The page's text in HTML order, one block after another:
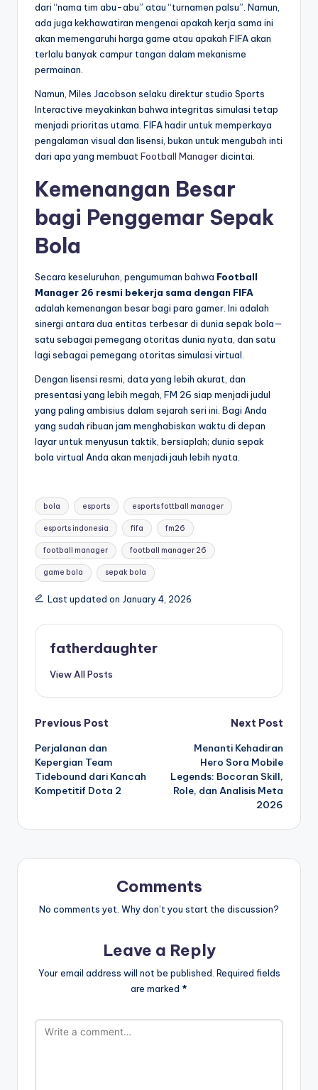
dari “nama tim abu-abu” atau “turnamen palsu”. Namun,
ada juga kekhawatiran mengenai apakah kerja sama ini
akan memengaruhi harga game atau apakah FIFA akan
terlalu banyak campur tangan dalam mekanisme
permainan.
Namun, Miles Jacobson selaku direktur studio Sports
Interactive meyakinkan bahwa integritas simulasi tetap
menjadi prioritas utama. FIFA hadir untuk memperkaya
pengalaman visual dan lisensi, bukan untuk mengubah inti
dari apa yang membuat Football Managerdicintai.
Kemenangan Besar
bagi Penggemar Sepak
Bola
Secara keseluruhan, pengumuman bahwa Football
Manager 26 resmi bekerja sama dengan FIFA
adalah kemenangan besar bagi para gamer. Ini adalah
sinergi antara dua entitas terbesar di dunia sepak bola—
satu sebagai pemegang otoritas dunia nyata, dan satu
lagi sebagai pemegang otoritas simulasi virtual.
Dengan lisensi resmi, data yang lebih akurat, dan
presentasi yang lebih megah, FM 26 siap menjadi judul
yang paling ambisius dalam sejarah seri ini. Bagi Anda
yang sudah ribuan jam menghabiskan waktu di depan
layar untuk menyusun taktik, bersiaplah; dunia sepak
bola virtual Anda akan menjadi jauh lebih nyata.
Tags:
bola esports esports fottball manager
esports indonesia fifa fm26
football manager football manager 26
game bola sepak bola
Last updated on January 4, 2026
fatherdaughter
View All Posts
Post
navigation
Previous Post
Perjalanan dan
Kepergian Team
Tidebound dari Kancah
Kompetitif Dota 2
Next Post
Menanti Kehadiran
Hero Sora Mobile
Legends: Bocoran Skill,
Role, dan Analisis Meta
2026
Comments
No comments yet. Why don’t you start the discussion?
Leave a Reply
Your email address will not be published. Required fields
are marked *